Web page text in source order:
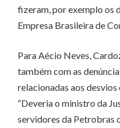
fizeram, por exemplo os
Empresa Brasileira de
Para Aécio Neves,
também com as
relacionadas aos
“Deveria o ministro da
servidores da Petrobras